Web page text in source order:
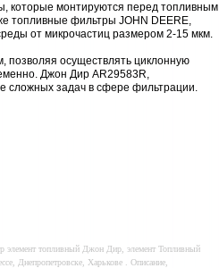
которые монтируются перед топливным
топливные фильтры JOHN DEERE,
от микрочастиц размером 2-15 мкм.
осуществлять циклонную
Джон Дир AR29583R,
сложных задач в сфере фильтрации.
элемент топливный Джон Дир, элемент Топливный
Днепропетровске, Харькове . Описание,